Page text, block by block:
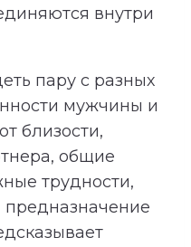
внутри
пару с разных
мужчины и
близости,
общие
трудности,